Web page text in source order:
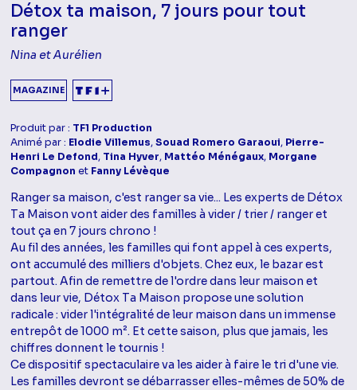
Détox ta maison, 7 jours pour tout
ranger
Nina et Aurélien
MAGAZINE
Produit par : TF1 Production
Animé par : Elodie Villemus,Souad Romero Garaoui, Pierre-
Henri Le Defond, Tina Hyver, Mattéo Ménégaux, Morgane
Compagnon et Fanny Lévèque
Ranger sa maison, c'est ranger sa vie... Les experts de Détox
Ta Maison vont aider des familles à vider / trier / ranger et
tout ça en 7 jours chrono !
Au fil des années, les familles qui font appel à ces experts,
ont accumulé des milliers d'objets. Chez eux, le bazar est
partout. Afin de remettre de l'ordre dans leur maison et
dans leur vie, Détox Ta Maison propose une solution
radicale : vider l'intégralité de leur maison dans un immense
entrepôt de 1000 m². Et cette saison, plus que jamais, les
chiffres donnent le tournis !
Ce dispositif spectaculaire va les aider à faire le tri d'une vie.
Les familles devront se débarrasser elles-mêmes de 50% de